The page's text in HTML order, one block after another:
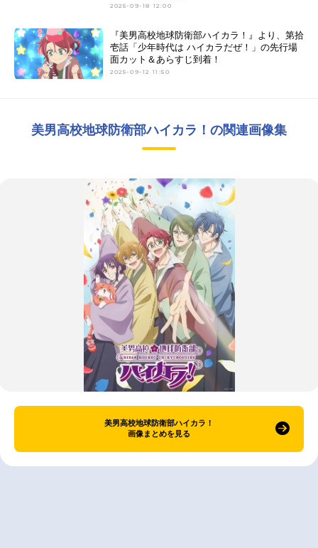
2025-09-18 12:00
『美男高校地球防衛部ハイカラ！』より、第拾
壱話「少年時代は ハイカラだぜ！」の先行場
面カット＆あらすじ到着！
2025-09-12 11:50
美男高校地球防衛部ハイカラ！の関連画像集
美男高校地球防衛部ハイカラ！
画像まとめを見る